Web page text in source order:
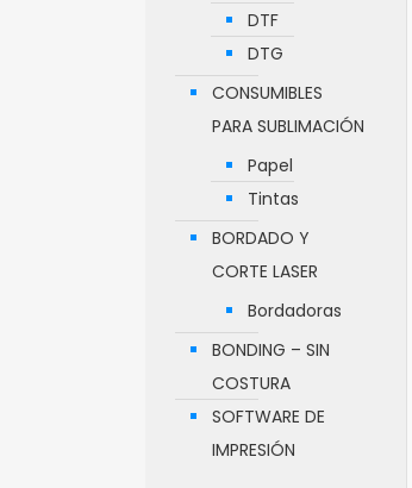
DTF
DTG
CONSUMIBLES
PARA SUBLIMACIÓN
Papel
Tintas
BORDADO Y
CORTE LASER
Bordadoras
BONDING – SIN
COSTURA
SOFTWARE DE
IMPRESIÓN